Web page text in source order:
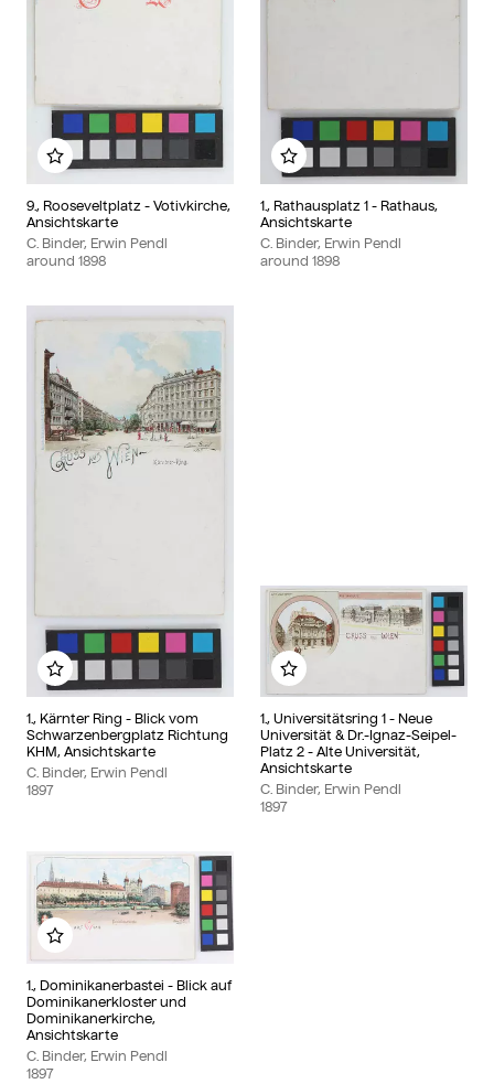
9., Rooseveltplatz - Votivkirche,
Ansichtskarte
C. Binder, Erwin Pendl
around 1898
Add to my album
1., Rathausplatz 1 - Rathaus,
Ansichtskarte
C. Binder, Erwin Pendl
around 1898
Add to my album
1., Kärnter Ring - Blick vom
Schwarzenbergplatz Richtung
KHM, Ansichtskarte
C. Binder, Erwin Pendl
1897
Add to my album
1., Universitätsring 1 - Neue
Universität & Dr.-Ignaz-Seipel-
Platz 2 - Alte Universität,
Ansichtskarte
C. Binder, Erwin Pendl
1897
Add to my album
1., Dominikanerbastei - Blick auf
Dominikanerkloster und
Dominikanerkirche,
Ansichtskarte
C. Binder, Erwin Pendl
1897
Add to my album